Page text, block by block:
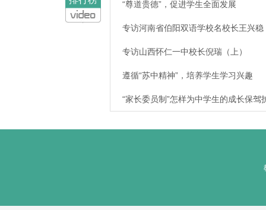
“尊道贵德”，促进学生全面发展
专访河南省伯阳双语学校名校长王兴稳
专访山西怀仁一中校长倪瑞（上）
遵循“苏中精神”，培养学生学习兴趣
“家长委员制”怎样为中学生的成长保驾